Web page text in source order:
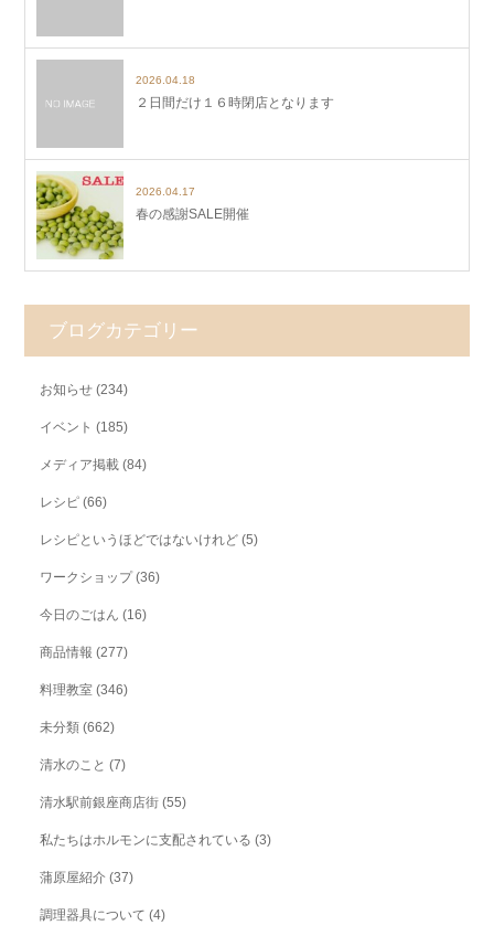
2026.04.18
２日間だけ１６時閉店となります
2026.04.17
春の感謝SALE開催
ブログカテゴリー
お知らせ (234)
イベント (185)
メディア掲載 (84)
レシピ (66)
レシピというほどではないけれど (5)
ワークショップ(36)
今日のごはん (16)
商品情報 (277)
料理教室 (346)
未分類 (662)
清水のこと (7)
清水駅前銀座商店街 (55)
私たちはホルモンに支配されている (3)
蒲原屋紹介 (37)
調理器具について (4)